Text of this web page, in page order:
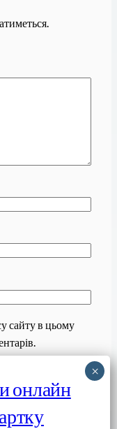
сайту в цьому
Завантажити
онлайн